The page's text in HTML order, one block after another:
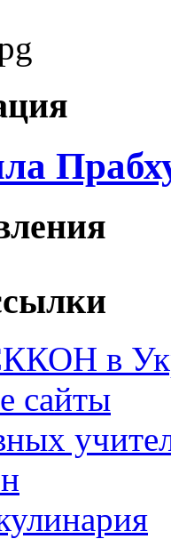
в
сайты